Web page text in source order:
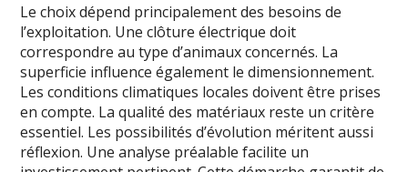
Le choix dépend principalement des besoins de
l’exploitation. Une clôture électrique doit
correspondre au type d’animaux concernés. La
superficie influence également le dimensionnement.
Les conditions climatiques locales doivent être prises
en compte. La qualité des matériaux reste un critère
essentiel. Les possibilités d’évolution méritent aussi
réflexion. Une analyse préalable facilite un